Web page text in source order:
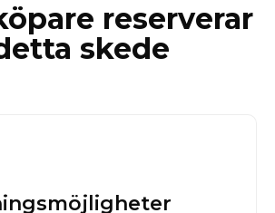
reserverar
skede